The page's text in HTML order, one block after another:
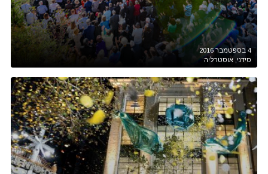
4 בספטמבר 2016
סידני, אוסטרליה